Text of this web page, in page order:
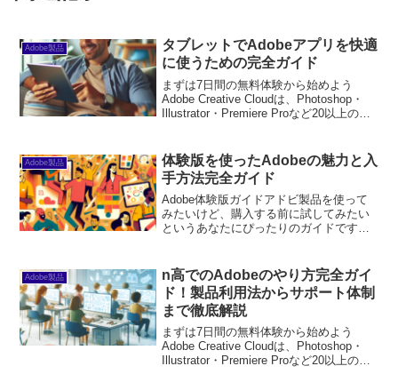
Adobe製品
タブレットでAdobeアプリを快適
に使うための完全ガイド
まずは7日間の無料体験から始めよう
Adobe Creative Cloudは、Photoshop・
Illustrator・Premiere Proなど20以上のア
→※...
Adobe製品
体験版を使ったAdobeの魅力と入
手方法完全ガイド
Adobe体験版ガイドアドビ製品を使って
みたいけど、購入する前に試してみたい
というあなたにぴったりのガイドです！
できます。それでは、さっそく体験版の
魅力を探っていきまし...
Adobe製品
n高でのAdobeのやり方完全ガイ
ド！製品利用法からサポート体制
まで徹底解説
まずは7日間の無料体験から始めよう
Adobe Creative Cloudは、Photoshop・
Illustrator・Premiere Proなど20以上のア